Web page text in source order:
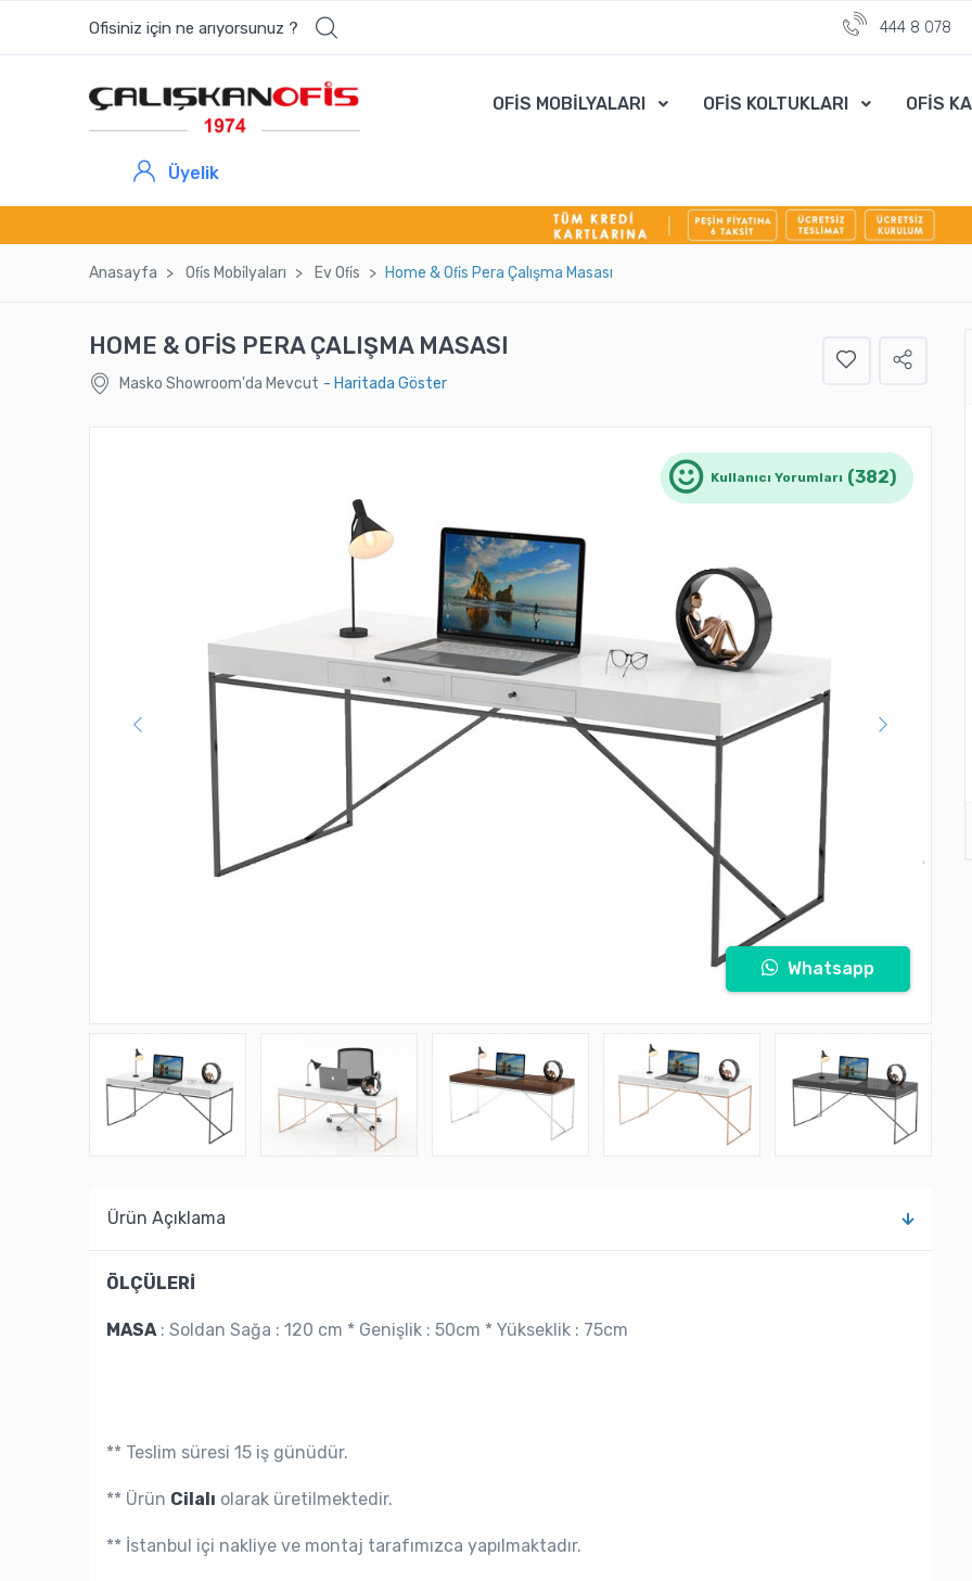
Ofisiniz için ne arıyorsunuz ? 444 8 078
OFİS MOBİLYALARI OFİS KOLTUKLARI OFİS
Üyelik
Anasayfa Ofi̇s Mobi̇lyaları Ev Ofi̇s Home & Ofi̇s Pera Çalışma Masası
HOME & OFİS PERA ÇALIŞMA MASASI
Masko Showroom'da Mevcut - Haritada Göster
Kullanıcı Yorumları (382)
Whatsapp
Ürün Açıklama
ÖLÇÜLERİ
MASA: Soldan Sağa : 120 cm * Genişlik : 50cm * Yükseklik : 75cm
** Teslim süresi 15 iş günüdür.
** Ürün Cilalı olarak üretilmektedir.
** İstanbul içi nakliye ve montaj tarafımızca yapılmaktadır.